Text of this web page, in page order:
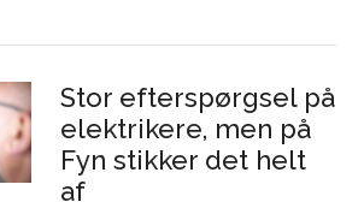
Stor efterspørgsel på
elektrikere, men på
Fyn stikker det helt
af